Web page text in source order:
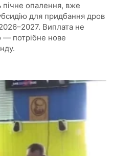
пічне опалення, вже
для придбання дров
Виплата не
— потрібне нове